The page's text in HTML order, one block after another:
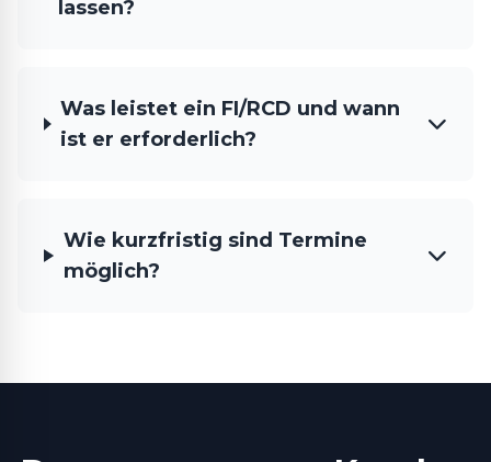
lassen?
Was leistet ein FI/RCD und wann
ist er erforderlich?
Wie kurzfristig sind Termine
möglich?